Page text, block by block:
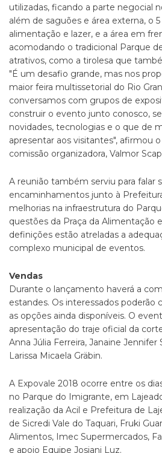
utilizadas, ficando a parte negocial
além de saguões e área externa, o
alimentação e lazer, e a área em
acomodando o tradicional Parque
atrativos, como a tirolesa que
"É um desafio grande, mas nos
maior feira multissetorial do Rio
conversamos com grupos de
construir o evento junto conosco,
novidades, tecnologias e o que de
apresentar aos visitantes", afirmou
comissão organizadora, Valmor
A reunião também serviu para falar
encaminhamentos junto à
melhorias na infraestrutura do
questões da Praça da Alimentação
definições estão atreladas a
complexo municipal de eventos.
Vendas
Durante o lançamento haverá a
estandes. Os interessados poderão
as opções ainda disponíveis. O
apresentação do traje oficial da
Anna Júlia Ferreira, Janaine
Larissa Micaela Gräbin.
A Expovale 2018 ocorre entre os
no Parque do Imigrante, em
realização da Acil e Prefeitura de
de Sicredi Vale do Taquari, Fruki
Alimentos, Imec Supermercados,
e apoio Equipe Josiani Luz.